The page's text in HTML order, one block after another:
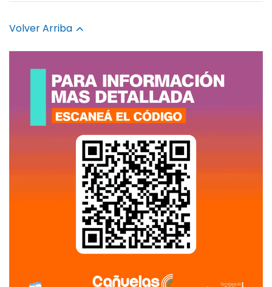
Volver Arriba